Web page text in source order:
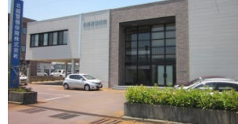
サポートデスクの紹介
お問い合わせ
関連機関リンク